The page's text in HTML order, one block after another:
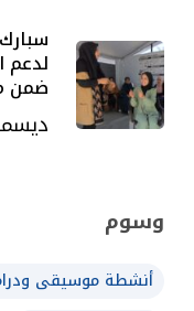
لدعم
ضمن
ديسمبر
وسوم
أنشطة موسيقى